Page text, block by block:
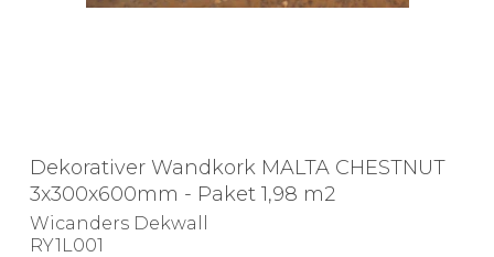
Dekorativer Wandkork MALTA CHESTNUT
3x300x600mm - Paket 1,98 m2
Wicanders Dekwall
RY1L001